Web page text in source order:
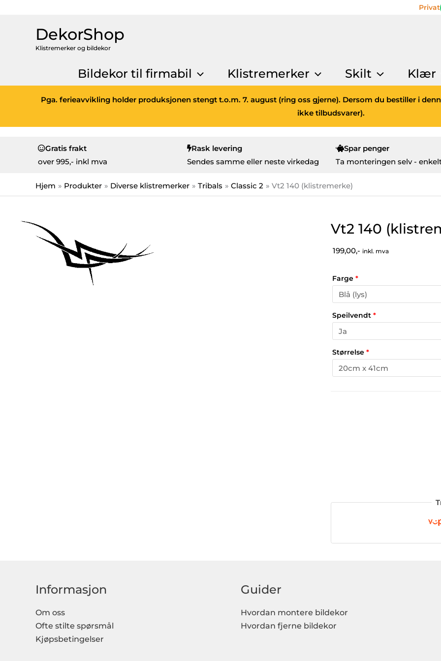
Privat
DekorShop
Klistremerker og bildekor
Bildekor til firmabil Klistremerker Skilt Klær
Pga. ferieavvikling holder produksjonen stengt t.o.m. 7. august (ring oss gjerne). Dersom du bestiller i
ikke tilbudsvarer).
Gratis frakt
over 995,- inkl mva
Rask levering
Sendes samme eller neste virkedag
Spar penger
Ta monteringen selv -
Hjem Produkter Diverse klistremerker Tribals Classic 2 Vt2 140 (klistremerke)
Vt2 140
199,00,- inkl. mva
Farge *
Speilvendt *
Størrelse *
Informasjon
Om oss
Ofte stilte spørsmål
Kjøpsbetingelser
Guider
Hvordan montere bildekor
Hvordan fjerne bildekor